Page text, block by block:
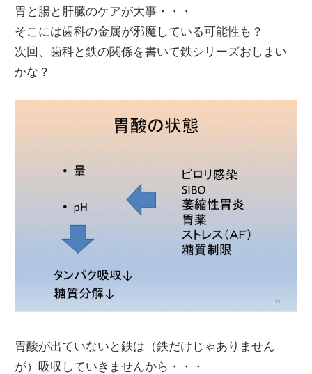
胃と腸と肝臓のケアが大事・・・
そこには歯科の金属が邪魔している可能性も？
次回、歯科と鉄の関係を書いて鉄シリーズおしまい
かな？
胃酸が出ていないと鉄は（鉄だけじゃありません
が）吸収していきませんから・・・